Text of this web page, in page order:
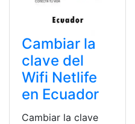
Cambiar la
clave del
Wifi Netlife
en Ecuador
Cambiar la clave